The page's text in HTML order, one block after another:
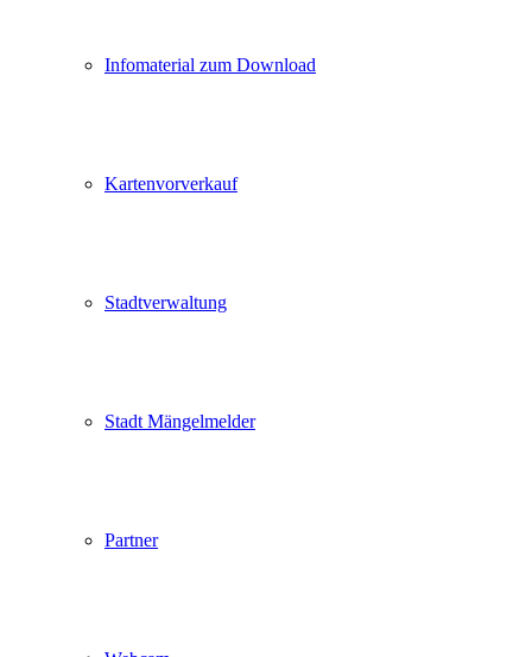
Infomaterial zum Download
Kartenvorverkauf
Stadtverwaltung
Stadt Mängelmelder
Partner